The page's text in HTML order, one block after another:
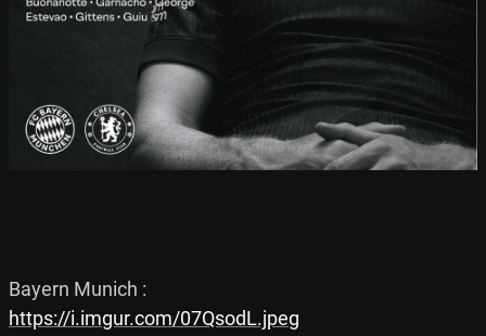
https://i.imgur.com/07QsodL.jpeg